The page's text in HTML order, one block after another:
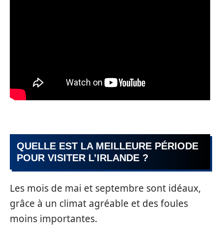
QUELLE EST LA MEILLEURE PÉRIODE
POUR VISITER L’IRLANDE ?
Les mois de mai et septembre sont idéaux,
grâce à un climat agréable et des foules
moins importantes.